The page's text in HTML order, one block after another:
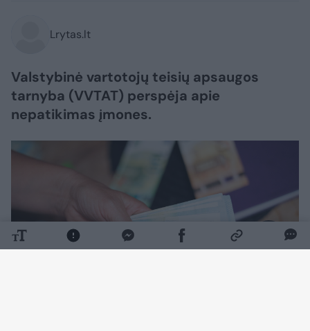
Lrytas.lt
Valstybinė vartotojų teisių apsaugos
tarnyba (VVTAT) perspėja apie
nepatikimas įmones.